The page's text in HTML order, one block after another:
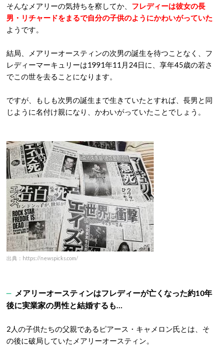
そんなメアリーの気持ちを察してか、 フレディーは彼女の長
男・リチャードをまるで自分の子供のようにかわいがっていた
ようです。
結局、メアリーオースティンの次男の誕生を待つことなく、フ
レディーマーキュリーは1991年11月24日に、享年45歳の若さ
でこの世を去ることになります。
ですが、もしも次男の誕生まで生きていたとすれば、長男と同
じように名付け親になり、かわいがっていたことでしょう。
出典：https://newspicks.com/
メアリーオースティンはフレディーが亡くなった約10年
後に実業家の男性と結婚するも…
2人の子供たちの父親であるピアース・キャメロン氏とは、そ
の後に破局していたメアリーオースティン。